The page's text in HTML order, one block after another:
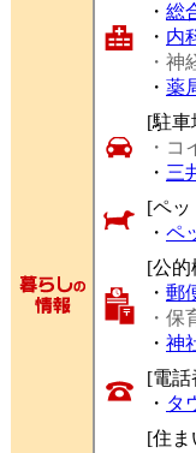
・ 総
・ 内
・神
・ 薬
[駐車
・コ
・ 三
[ペッ
・ ペ
[公的
・ 郵
・保
・ 神
[電話
・ タ
[住ま